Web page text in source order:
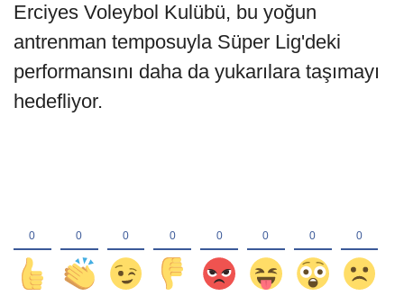
Erciyes Voleybol Kulübü, bu yoğun
antrenman temposuyla Süper Lig'deki
performansını daha da yukarılara taşımayı
hedefliyor.